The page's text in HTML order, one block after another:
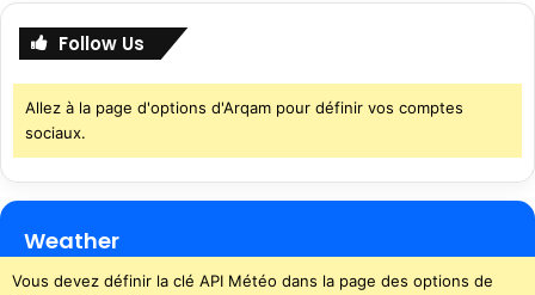
Follow Us
Allez à la page d'options d'Arqam pour définir vos comptes
sociaux.
Weather
Vous devez définir la clé API Météo dans la page des options de